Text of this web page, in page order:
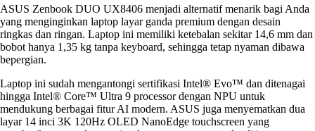
ASUS Zenbook DUO UX8406 menjadi alternatif menarik bagi Anda
yang menginginkan laptop layar ganda premium dengan desain
ringkas dan ringan. Laptop ini memiliki ketebalan sekitar 14,6 mm dan
bobot hanya 1,35 kg tanpa keyboard, sehingga tetap nyaman dibawa
bepergian.
Laptop ini sudah mengantongi sertifikasi Intel® Evo™ dan ditenagai
hingga Intel® Core™ Ultra 9 processor dengan NPU untuk
mendukung berbagai fitur AI modern. ASUS juga menyematkan dua
layar 14 inci 3K 120Hz OLED NanoEdge touchscreen yang